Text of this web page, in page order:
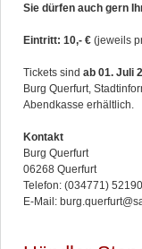
Sie dürfen auch gern
Eintritt: 10,- € (jeweils
Tickets sind ab 01. Juli
Burg Querfurt,
Abendkasse erhältlich.
Kontakt
Burg Querfurt
06268 Querfurt
Telefon: (034771) 52190
E-Mail: